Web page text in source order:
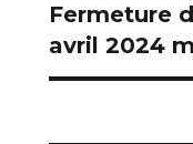
Publication
suivante :
Fermeture
avril 2024